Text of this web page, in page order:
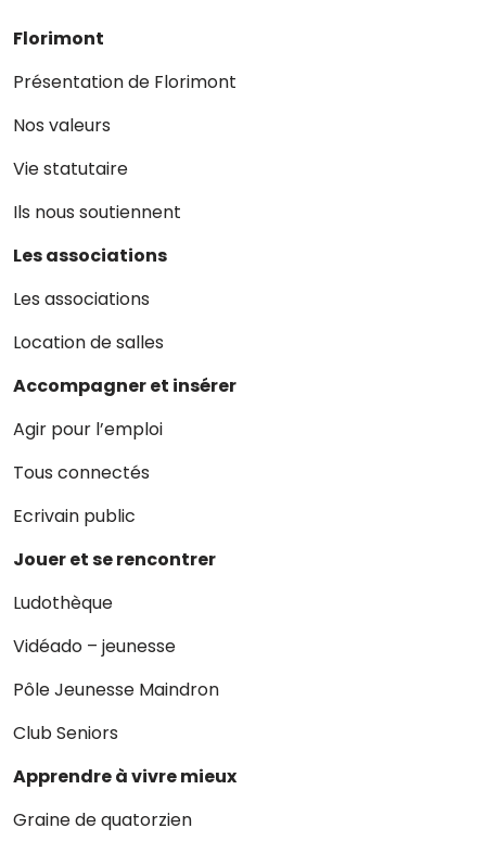
Florimont
Présentation de Florimont
Nos valeurs
Vie statutaire
Ils nous soutiennent
Les associations
Les associations
Location de salles
Accompagner et insérer
Agir pour l’emploi
Tous connectés
Ecrivain public
Jouer et se rencontrer
Ludothèque
Vidéado – jeunesse
Pôle Jeunesse Maindron
Club Seniors
Apprendre à vivre mieux
Graine de quatorzien